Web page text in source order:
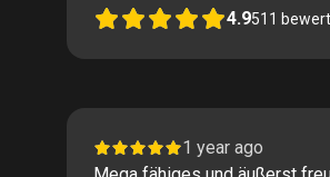
4.9511
1 year ago